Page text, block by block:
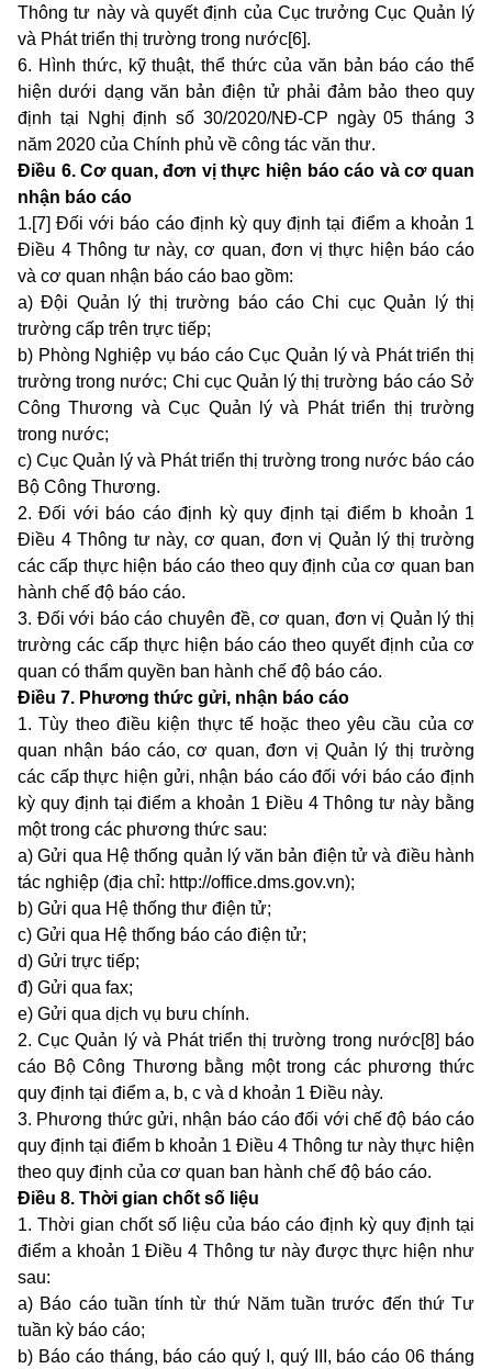
Thông tư này và quyết định của Cục trưởng Cục Quản lý
và Phát triển thị trường trong nước[6].
6. Hình thức, kỹ thuật, thể thức của văn bản báo cáo thể
hiện dưới dạng văn bản điện tử phải đảm bảo theo quy
định tại Nghị định số 30/2020/NĐ-CP ngày 05 tháng 3
năm 2020 của Chính phủ về công tác văn thư.
Điều 6. Cơ quan, đơn vị thực hiện báo cáo và cơ quan
nhận báo cáo
1.[7] Đối với báo cáo định kỳ quy định tại điểm a khoản 1
Điều 4 Thông tư này, cơ quan, đơn vị thực hiện báo cáo
và cơ quan nhận báo cáo bao gồm:
a) Đội Quản lý thị trường báo cáo Chi cục Quản lý thị
trường cấp trên trực tiếp;
b) Phòng Nghiệp vụ báo cáo Cục Quản lý và Phát triển thị
trường trong nước; Chi cục Quản lý thị trường báo cáo Sở
Công Thương và Cục Quản lý và Phát triển thị trường
trong nước;
c) Cục Quản lý và Phát triển thị trường trong nước báo cáo
Bộ Công Thương.
2. Đối với báo cáo định kỳ quy định tại điểm b khoản 1
Điều 4 Thông tư này, cơ quan, đơn vị Quản lý thị trường
các cấp thực hiện báo cáo theo quy định của cơ quan ban
hành chế độ báo cáo.
3. Đối với báo cáo chuyên đề, cơ quan, đơn vị Quản lý thị
trường các cấp thực hiện báo cáo theo quyết định của cơ
quan có thẩm quyền ban hành chế độ báo cáo.
Điều 7. Phương thức gửi, nhận báo cáo
1. Tùy theo điều kiện thực tế hoặc theo yêu cầu của cơ
quan nhận báo cáo, cơ quan, đơn vị Quản lý thị trường
các cấp thực hiện gửi, nhận báo cáo đối với báo cáo định
kỳ quy định tạiđiểm a khoản 1 Điều 4 Thông tư này bằng
một trong các phương thức sau:
a) Gửi qua Hệ thống quản lý văn bản điện tử và điều hành
tác nghiệp (địa chỉ: http://office.dms.gov.vn);
b) Gửi qua Hệ thống thư điện tử;
c) Gửi qua Hệ thống báo cáo điện tử;
d) Gửi trực tiếp;
đ) Gửi qua fax;
e) Gửi qua dịch vụ bưu chính.
2. Cục Quản lý và Phát triển thị trường trong nước[8] báo
cáo Bộ Công Thương bằng một trong các phương thức
quy định tại điểm a, b, c và d khoản 1 Điều này.
3. Phương thức gửi, nhận báo cáo đối với chế độ báo cáo
quy định tại điểm b khoản 1 Điều 4 Thông tư này thực hiện
theo quy định của cơ quan ban hành chế độ báo cáo.
Điều 8. Thời gian chốt số liệu
1. Thời gian chốt số liệu của báo cáo định kỳ quy định tại
điểm a khoản 1 Điều 4 Thông tư nàyđược thực hiện như
sau:
a) Báo cáo tuần tính từ thứ Năm tuần trước đến thứ Tư
tuần kỳ báo cáo;
b) Báo cáo tháng, báo cáo quý I, quý III, báo cáo 06 tháng